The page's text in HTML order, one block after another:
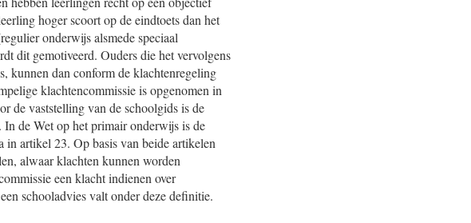
hoger scoort op de eindtoets dan het
onderwijs alsmede speciaal
dit gemotiveerd. Ouders die het vervolgens
kunnen dan conform de klachtenregeling
klachtencommissie is opgenomen in
de vaststelling van de schoolgids is de
In de Wet op het primair onderwijs is de
in artikel 23. Op basis van beide artikelen
alwaar klachten kunnen worden
een klacht indienen over
schooladvies valt onder deze definitie.